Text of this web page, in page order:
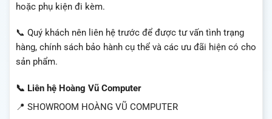
hoặc phụ kiện đi kèm.
📞 Quý khách nên liên hệ trước để được tư vấn tình trạng
hàng, chính sách bảo hành cụ thể và các ưu đãi hiện có cho
sản phẩm.
📞 Liên hệ Hoàng Vũ Computer
📍 SHOWROOM HOÀNG VŨ COMPUTER